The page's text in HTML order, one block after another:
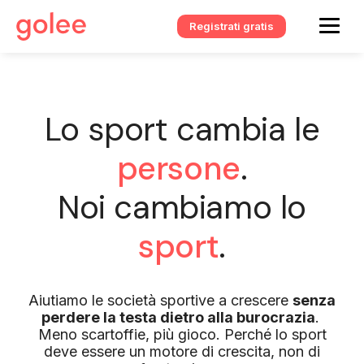
Registrati gratis
Lo sport cambia le
persone.
Noi cambiamo lo
sport.
Aiutiamo le società sportive a crescere senza
perdere la testa dietro alla burocrazia.
Meno scartoffie, più gioco. Perché lo sport
deve essere un motore di crescita, non di